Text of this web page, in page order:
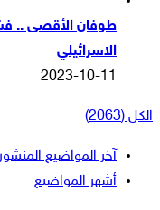
طوفان الأقصى ..
الاسرائيلي
2023-10-11
الكل (2063)
آخر المواضيع
أشهر المواضيع